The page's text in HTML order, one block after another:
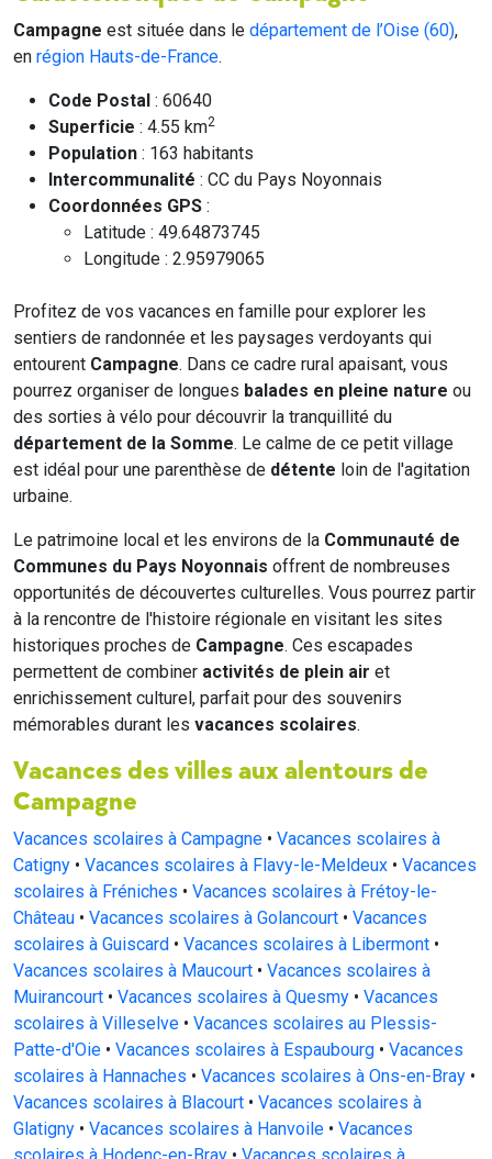
Campagne est située dans le département de l’Oise (60),
en région Hauts-de-France.
Code Postal : 60640
Superficie : 4.55 km2
Population : 163 habitants
Intercommunalité : CC du Pays Noyonnais
Coordonnées GPS :
Latitude : 49.64873745
Longitude : 2.95979065
Profitez de vos vacances en famille pour explorer les
sentiers de randonnée et les paysages verdoyants qui
entourent Campagne. Dans ce cadre rural apaisant, vous
pourrez organiser de longues balades en pleine nature ou
des sorties à vélo pour découvrir la tranquillité du
département de la Somme. Le calme de ce petit village
est idéal pour une parenthèse de détente loin de l'agitation
urbaine.
Le patrimoine local et les environs de la Communauté de
Communes du Pays Noyonnais offrent de nombreuses
opportunités de découvertes culturelles. Vous pourrez partir
à la rencontre de l'histoire régionale en visitant les sites
historiques proches de Campagne. Ces escapades
permettent de combiner activités de plein air et
enrichissement culturel, parfait pour des souvenirs
mémorables durant les vacances scolaires.
Vacances des villes aux alentours de
Campagne
Vacances scolaires à Campagne • Vacances scolaires à
Catigny • Vacances scolaires à Flavy-le-Meldeux • Vacances
scolaires à Fréniches • Vacances scolaires à Frétoy-le-
Château • Vacances scolaires à Golancourt • Vacances
scolaires à Guiscard • Vacances scolaires à Libermont •
Vacances scolaires à Maucourt • Vacances scolaires à
Muirancourt • Vacances scolaires à Quesmy • Vacances
scolaires à Villeselve • Vacances scolaires au Plessis-
Patte-d'Oie • Vacances scolaires à Espaubourg • Vacances
scolaires à Hannaches • Vacances scolaires à Ons-en-Bray •
Vacances scolaires à Blacourt • Vacances scolaires à
Glatigny • Vacances scolaires à Hanvoile • Vacances